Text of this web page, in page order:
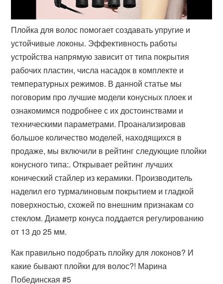
Плойка для волос помогает создавать упругие и
устойчивые локоны. Эффективность работы
устройства напрямую зависит от типа покрытия
рабочих пластин, числа насадок в комплекте и
температурных режимов. В данной статье мы
поговорим про лучшие модели конусных плоек и
ознакомимся подробнее с их достоинствами и
техническими параметрами. Проанализировав
большое количество моделей, находящихся в
продаже, мы включили в рейтинг следующие плойки
конусного типа:. Открывает рейтинг лучших
конический стайлер из керамики. Производитель
наделил его турмалиновым покрытием и гладкой
поверхностью, схожей по внешним признакам со
стеклом. Диаметр конуса поддается регулированию
от 13 до 25 мм.
Как правильно подобрать плойку для локонов? И
какие бывают плойки для волос?! Марина
Побединская #5